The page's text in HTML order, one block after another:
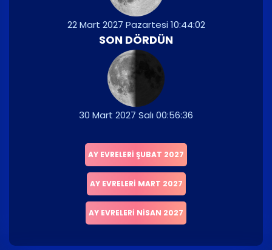
22 Mart 2027 Pazartesi 10:44:02
SON DÖRDÜN
30 Mart 2027 Salı 00:56:36
AY EVRELERI ŞUBAT 2027
AY EVRELERI MART 2027
AY EVRELERI NISAN 2027